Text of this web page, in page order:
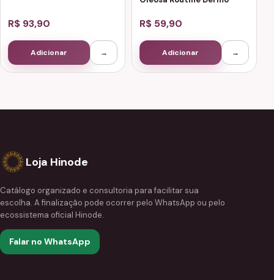
R$ 93,90
Adicionar →
R$ 59,90
Adicionar →
Loja Hinode
Catálogo organizado e consultoria para facilitar sua
escolha. A finalização pode ocorrer pelo WhatsApp ou pelo
ecossistema oficial Hinode.
Falar no WhatsApp